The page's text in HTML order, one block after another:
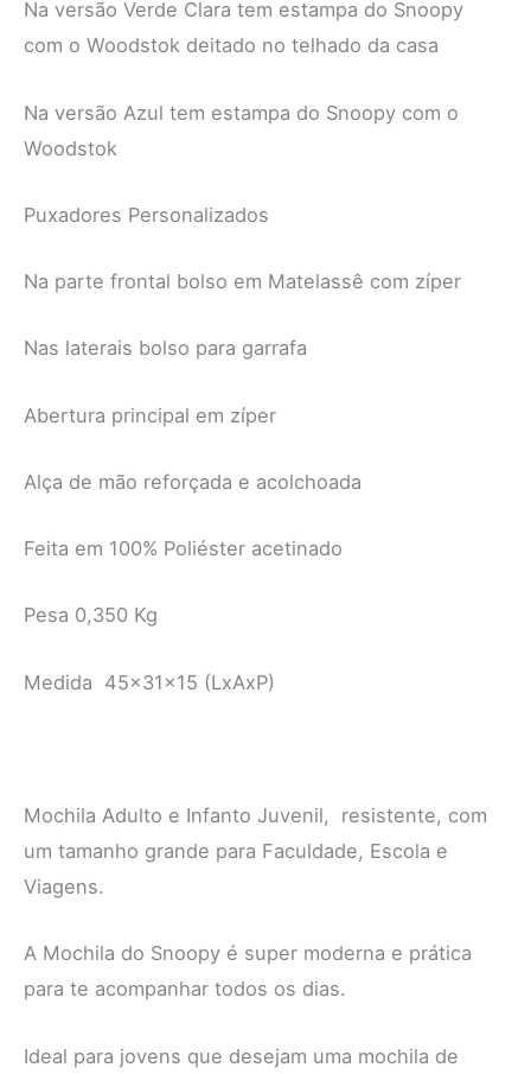
Na versão Verde Clara tem estampa do Snoopy
com o Woodstok deitado no telhado da casa
Na versão Azul tem estampa do Snoopy com o
Woodstok
Puxadores Personalizados
Na parte frontal bolso em Matelassê com zíper
Nas laterais bolso para garrafa
Abertura principal em zíper
Alça de mão reforçada e acolchoada
Feita em 100% Poliéster acetinado
Pesa 0,350 Kg
Medida 45x31x15 (LxAxP)
Mochila Adulto e Infanto Juvenil, resistente, com
um tamanho grande para Faculdade, Escola e
Viagens.
A Mochila do Snoopy é super moderna e prática
para te acompanhar todos os dias.
Ideal para jovens que desejam uma mochila de